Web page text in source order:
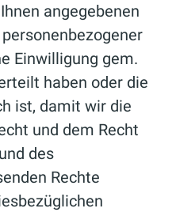
angegebenen
Einwilligung gem.
haben oder die
ist, damit wir die
und dem Recht
des
Rechte